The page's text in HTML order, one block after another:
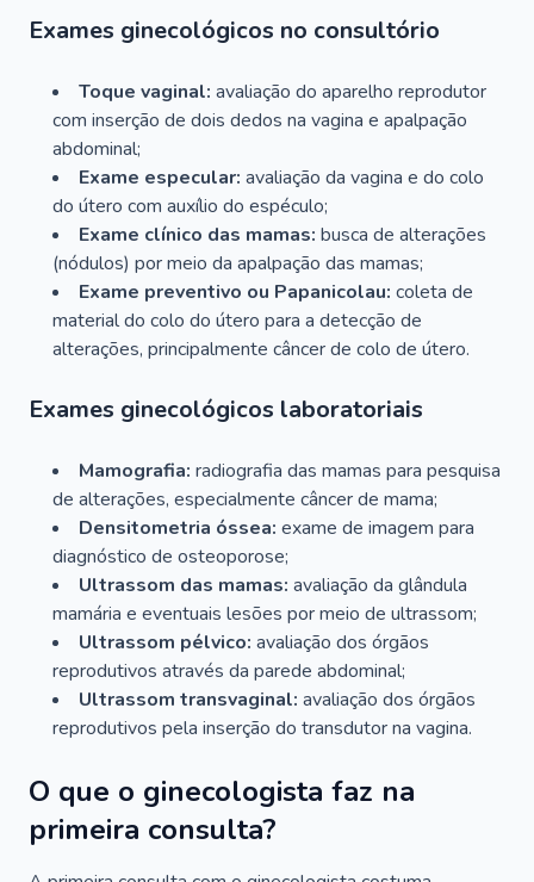
Exames ginecológicos no consultório
Toque vaginal: avaliação do aparelho reprodutor
com inserção de dois dedos na vagina e apalpação
abdominal;
Exame especular: avaliação da vagina e do colo
do útero com auxílio do espéculo;
Exame clínico das mamas: busca de alterações
(nódulos) por meio da apalpação das mamas;
Exame preventivo ou Papanicolau: coleta de
material do colo do útero para a detecção de
alterações, principalmente câncer de colo de útero.
Exames ginecológicos laboratoriais
Mamografia: radiografia das mamas para pesquisa
de alterações, especialmente câncer de mama;
Densitometria óssea: exame de imagem para
diagnóstico de osteoporose;
Ultrassom das mamas: avaliação da glândula
mamária e eventuais lesões por meio de ultrassom;
Ultrassom pélvico: avaliação dos órgãos
reprodutivos através da parede abdominal;
Ultrassom transvaginal: avaliação dos órgãos
reprodutivos pela inserção do transdutor na vagina.
O que o ginecologista faz na
primeira consulta?